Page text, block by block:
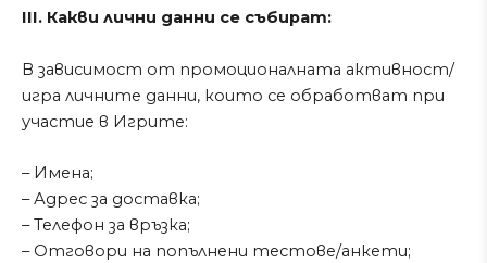
III. Какви лични данни се събират:
В зависимост от промоционалната активност/
игра личните данни, които се обработват при
участие в Игрите:
– Имена;
– Адрес за доставка;
– Телефон за връзка;
– Отговори на попълнени тестове/анкети;